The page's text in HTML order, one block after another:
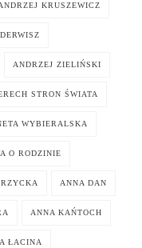
KRUSZEWICZ
ANDRZEJ ZIELIŃSKI
STRON ŚWIATA
WYBIERALSKA
O RODZINIE
ANNA DAN
ANNA KAŃTOCH
ŁACINA